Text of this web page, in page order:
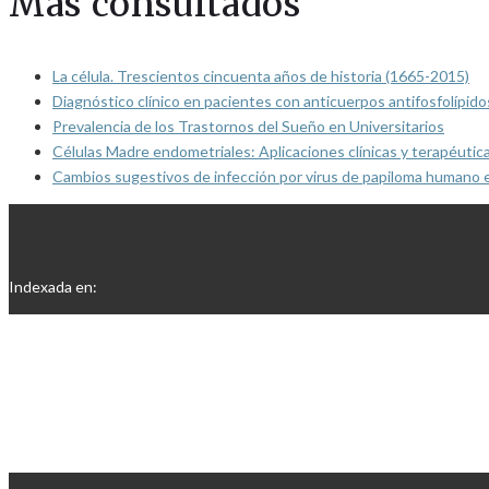
La célula. Trescientos cincuenta años de historia (1665-2015)
Diagnóstico clínico en pacientes con anticuerpos
Prevalencia de los Trastornos del Sueño en Universitarios
Células Madre endometriales: Aplicaciones clínicas y
Cambios sugestivos de infección por virus de papiloma
Indexada en: